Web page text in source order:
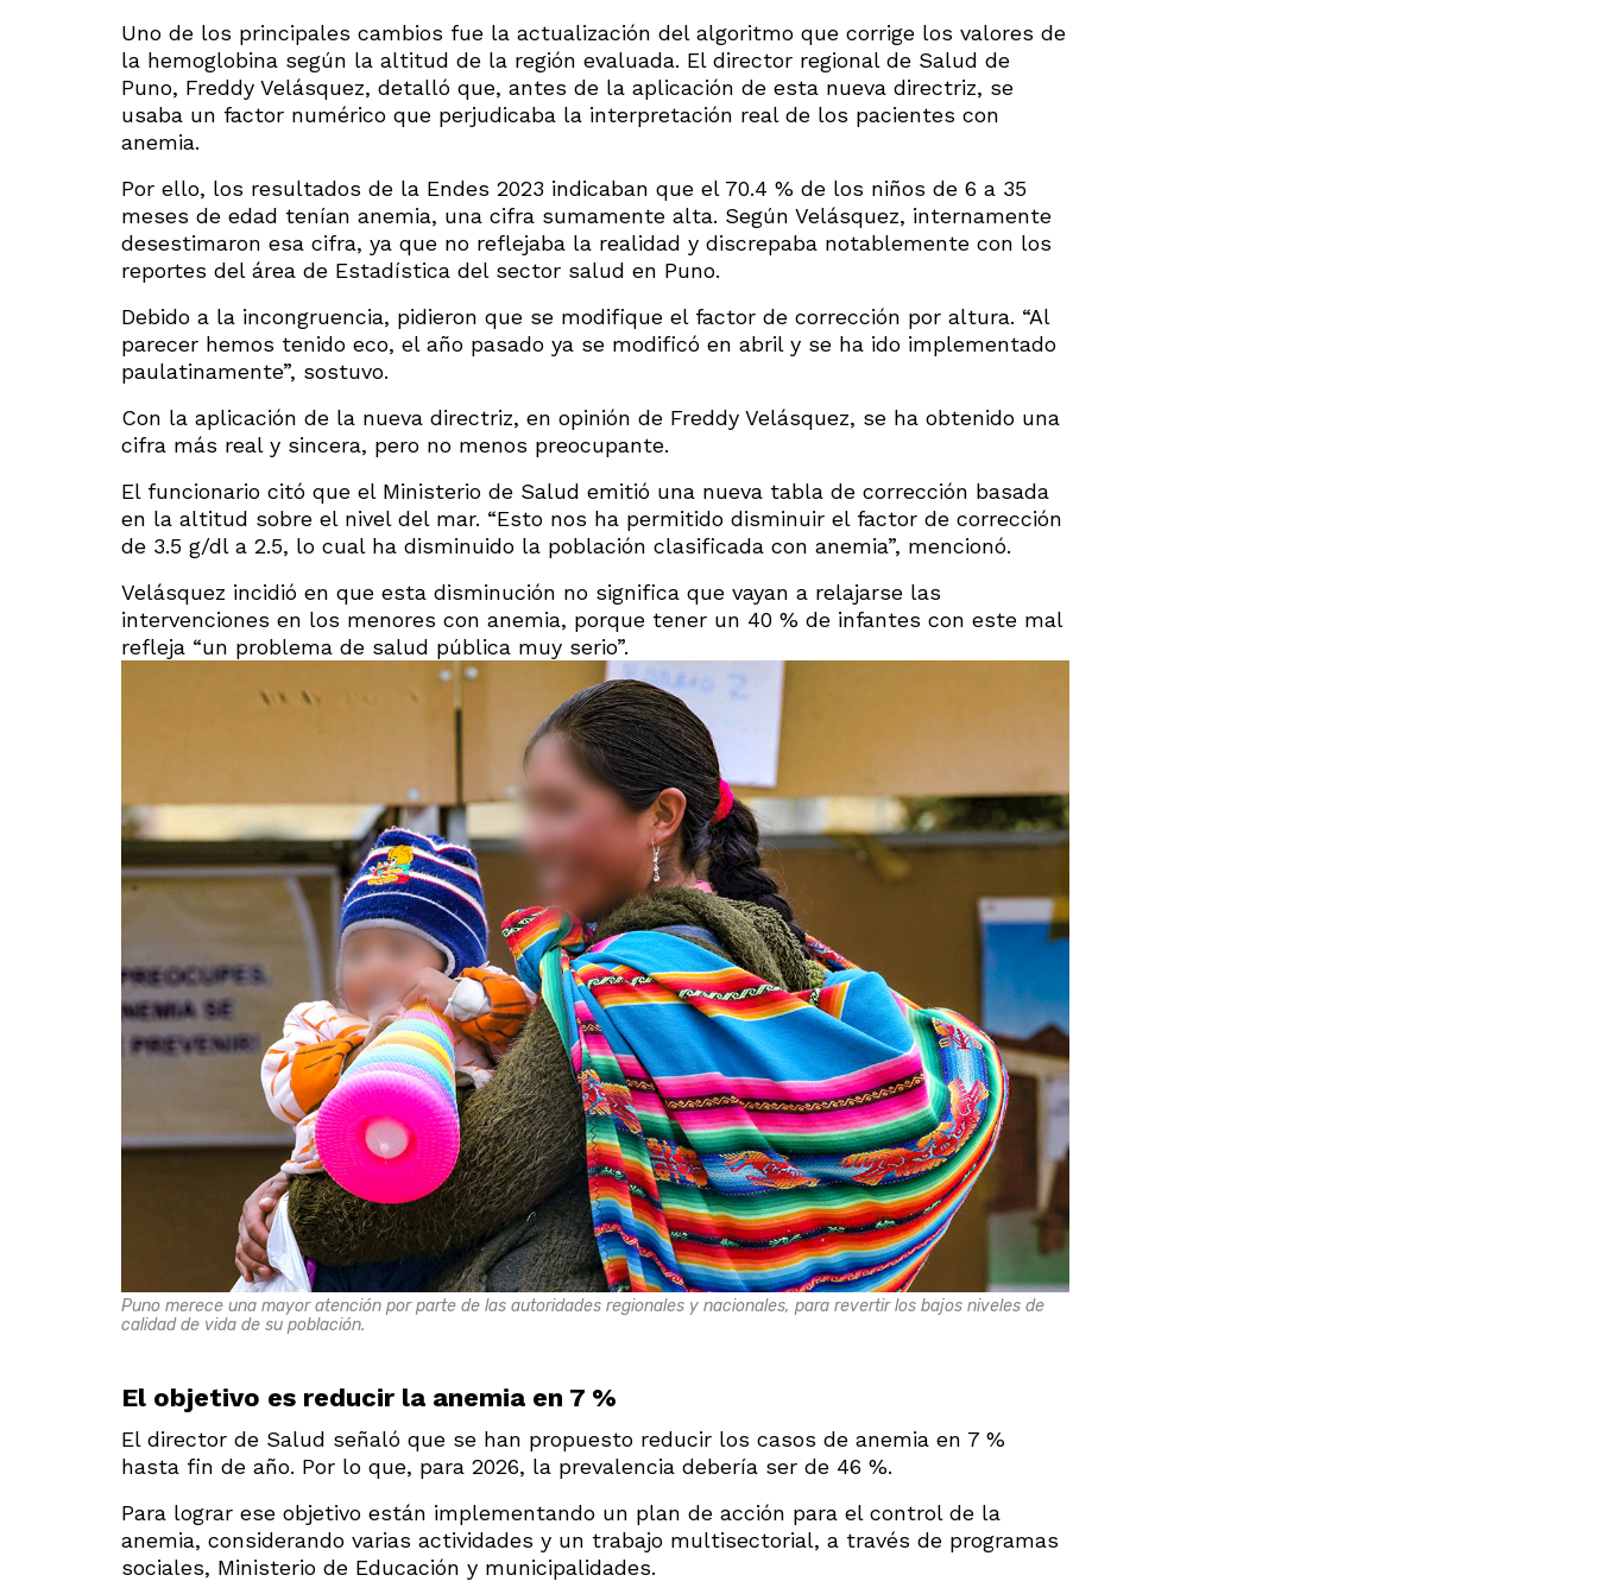
Uno de los principales cambios fue la actualización del algoritmo que corrige los valores de
la hemoglobina según la altitud de la región evaluada. El director regional de Salud de
Puno, Freddy Velásquez, detalló que, antes de la aplicación de esta nueva directriz, se
usaba un factor numérico que perjudicaba la interpretación real de los pacientes con
anemia.
Por ello, los resultados de la Endes 2023 indicaban que el 70.4 % de los niños de 6 a 35
meses de edad tenían anemia, una cifra sumamente alta. Según Velásquez, internamente
desestimaron esa cifra, ya que no reflejaba la realidad y discrepaba notablemente con los
reportes del área de Estadística del sector salud en Puno.
Debido a la incongruencia, pidieron que se modifique el factor de corrección por altura. “Al
parecer hemos tenido eco, el año pasado ya se modificó en abril y se ha ido implementado
paulatinamente”, sostuvo.
Con la aplicación de la nueva directriz, en opinión de Freddy Velásquez, se ha obtenido una
cifra más real y sincera, pero no menos preocupante.
El funcionario citó que el Ministerio de Salud emitió una nueva tabla de corrección basada
en la altitud sobre el nivel del mar. “Esto nos ha permitido disminuir el factor de corrección
de 3.5 g/dl a 2.5, lo cual ha disminuido la población clasificada con anemia”, mencionó.
Velásquez incidió en que esta disminución no significa que vayan a relajarse las
intervenciones en los menores con anemia, porque tener un 40 % de infantes con este mal
refleja “un problema de salud pública muy serio”.
Puno merece una mayor atención por parte de las autoridades regionales y nacionales, para revertir los bajos niveles de
calidad de vida de su población.
El objetivo es reducir la anemia en 7 %
El director de Salud señaló que se han propuesto reducir los casos de anemia en 7 %
hasta fin de año. Por lo que, para 2026, la prevalencia debería ser de 46 %.
Para lograr ese objetivo están implementando un plan de acción para el control de la
anemia, considerando varias actividades y un trabajo multisectorial, a través de programas
sociales, Ministerio de Educación y municipalidades.